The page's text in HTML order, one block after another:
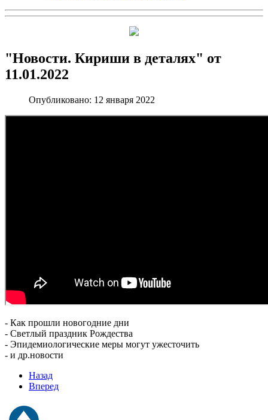
"Новости. Кириши в деталях" от
11.01.2022
Опубликовано: 12 января 2022
- Как прошли новогодние дни
- Светлый праздник Рождества
- Эпидемиологические меры могут ужесточить
- и др.новости
Назад
Вперед